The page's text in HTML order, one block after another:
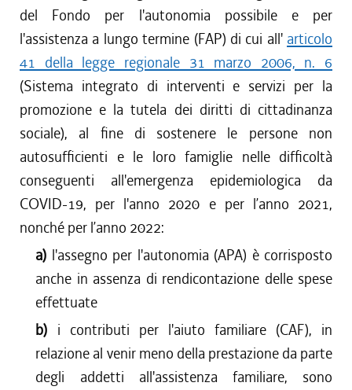
del Fondo per l'autonomia possibile e per
l'assistenza a lungo termine (FAP) di cui all' articolo
41 della legge regionale 31 marzo 2006, n. 6
(Sistema integrato di interventi e servizi per la
promozione e la tutela dei diritti di cittadinanza
sociale), al fine di sostenere le persone non
autosufficienti e le loro famiglie nelle difficoltà
conseguenti all'emergenza epidemiologica da
COVID-19, per l'anno 2020 e per l’anno 2021,
nonché per l’anno 2022:
a) l'assegno per l'autonomia (APA) è corrisposto
anche in assenza di rendicontazione delle spese
effettuate
b) i contributi per l'aiuto familiare (CAF), in
relazione al venir meno della prestazione da parte
degli addetti all'assistenza familiare, sono